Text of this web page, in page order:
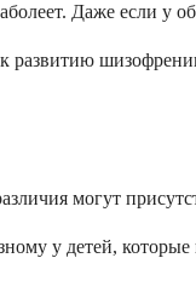
Даже если у
могут
у детей,